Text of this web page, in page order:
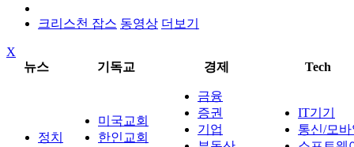
크리스천 잡스 동영상 더보기
X
뉴스
기독교 경제 Tech
정치
미국교회
한인교회
금융
증권
기업
IT기기
통신/모